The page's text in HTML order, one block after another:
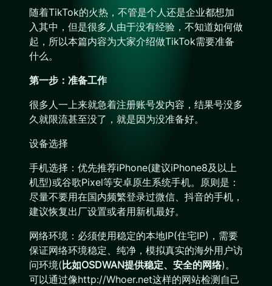
随着TikTok的火热，不管是个人还是企业都想加
入其中，但是很多人由于没有经验，不知道如何做
起，所以本篇内容为大家介绍做TikTok需要准备
什么。
第一步：准备工作
很多人一上来就急着注册账号发内容，结果号没多
久就限流甚至没了，就是因为没准备好。
设备选择
手机选择：优先推荐iPhone(建议iPhone8及以上
机型)或谷歌Pixel等安卓原生系统手机。原则是：
尽量不要用在国内频繁登录过微信、抖音的手机，
建议恢复出厂设置或者用新机最好。
网络环境：必须使用稳定的本地IP(住宅IP)，需要
保证网络环境稳定、纯净，模拟真实的海外用户访
问环境( 比如OSDWAN提供稳定、安全的网络)。
可以通过像http://Whoer.net这样的网站检测自己